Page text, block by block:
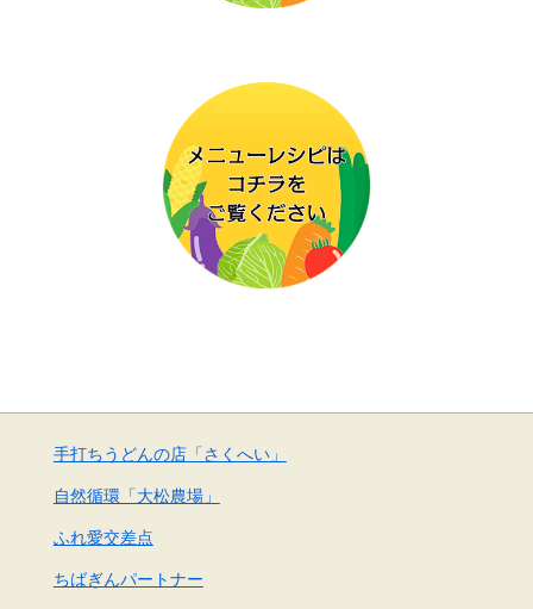
手打ちうどんの店「さくへい」
自然循環「大松農場」
ふれ愛交差点
ちばぎんパートナー